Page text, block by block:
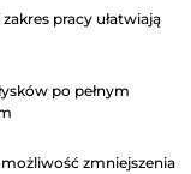
pracy ułatwiają
po pełnym
zmniejszenia